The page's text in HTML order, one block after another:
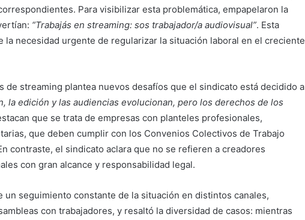
Para visibilizar esta problemática, empapelaron la
“Trabajás en streaming: sos trabajador/a audiovisual”. Esta
la necesidad urgente de regularizar la situación laboral en el creciente
de streaming plantea nuevos desafíos que el sindicato está decidido a
la edición y las audiencias evolucionan, pero los derechos de los
que se trata de empresas con planteles profesionales,
que deben cumplir con los Convenios Colectivos de Trabajo
contraste, el sindicato aclara que no se refieren a creadores
con gran alcance y responsabilidad legal.
un seguimiento constante de la situación en distintos canales,
con trabajadores, y resaltó la diversidad de casos: mientras